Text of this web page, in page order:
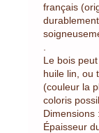
français
Le bois
huile lin, ou
(couleur la
coloris
Dimensions
Épaisseur